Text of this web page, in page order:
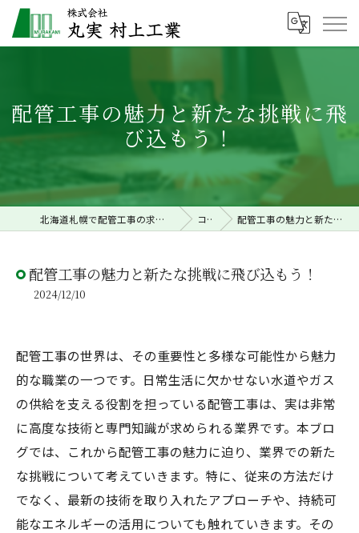
配管工事の魅力と新たな挑戦に飛
び込もう！
北海道札幌で配管工事の求人なら株式会社丸実村上工業 コラム 配管工事の魅力と新たな挑戦に飛び込もう！
配管工事の魅力と新たな挑戦に飛び込もう！
2024/12/10
配管工事の世界は、その重要性と多様な可能性から魅力
的な職業の一つです。日常生活に欠かせない水道やガス
の供給を支える役割を担っている配管工事は、実は非常
に高度な技術と専門知識が求められる業界です。本ブロ
グでは、これから配管工事の魅力に迫り、業界での新た
な挑戦について考えていきます。特に、従来の方法だけ
でなく、最新の技術を取り入れたアプローチや、持続可
能なエネルギーの活用についても触れていきます。その